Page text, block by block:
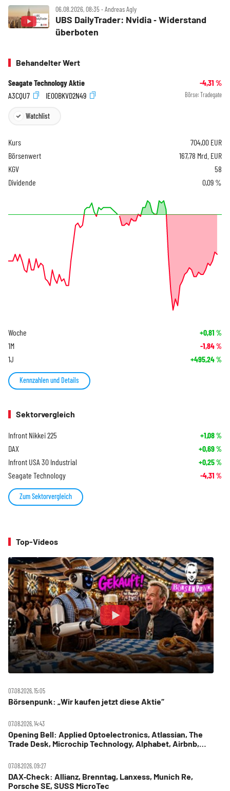
06.08.2026, 08:35 ‧ Andreas Agly
UBS DailyTrader: Nvidia ‑ Widerstand
überboten
Behandelter Wert
Seagate Technology Aktie -4,31 %
A3CQU7
IE00BKVD2N49 Börse: Tradegate
Watchlist
Kurs 704,00 EUR
Börsenwert
167,78 Mrd. EUR
KGV
58
Dividende
0,09 %
Woche +0,81 %
1M -1,84%
1J +495,24%
Kennzahlen und Details
Sektorvergleich
Infront Nikkei 225 +1,08%
DAX +0,69%
Infront USA 30 Industrial +0,25%
Seagate Technology -4,31 %
Zum Sektorvergleich
Top-Videos
07.08.2026, 15:05
Börsenpunk: „Wir kaufen jetzt diese Aktie“
07.08.2026, 14:43
Opening Bell: Applied Optoelectronics, Atlassian, The
Trade Desk, Microchip Technology, Alphabet, Airbnb,
07.08.2026, 09:27
DAX‑Check: Allianz, Brenntag, Lanxess, Munich Re,
Porsche SE, SUSS MicroTec